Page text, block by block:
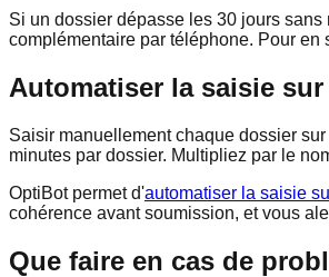
Si un dossier dépasse les 30 jours
complémentaire par téléphone. Pour
Automatiser la saisie
Saisir manuellement chaque dossier
minutes par dossier. Multipliez par le
OptiBot permet d'automatiser la saisie
cohérence avant soumission, et vous
Que faire en cas de